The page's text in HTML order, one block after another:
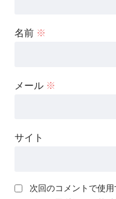
名前 ※
メール ※
サイト
次回のコメントで使